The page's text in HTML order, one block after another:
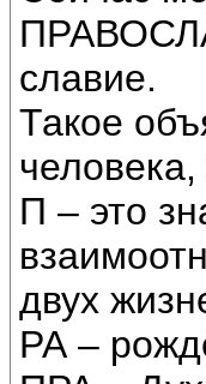
славие.
Такое
П – это
двух
РА –